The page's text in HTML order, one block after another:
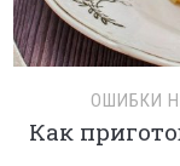
ОШИБКИ
Как